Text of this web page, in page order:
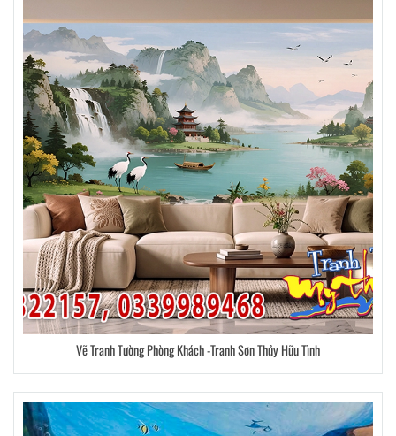
Vẽ Tranh Tường Phòng Khách -Tranh Sơn Thủy Hữu Tình